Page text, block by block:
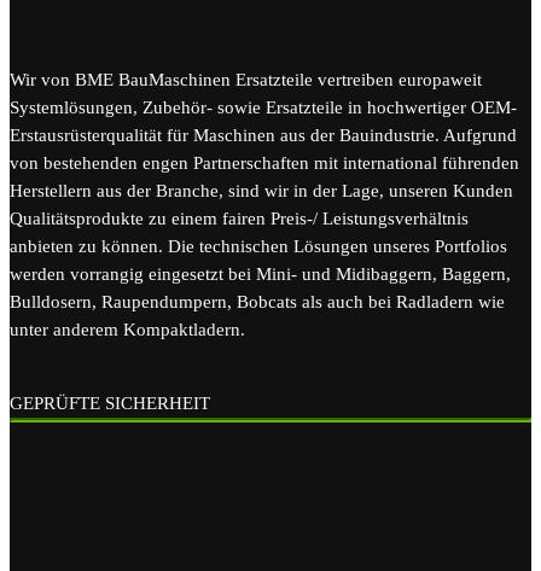
Wir von BME BauMaschinen Ersatzteile vertreiben europaweit
Systemlösungen, Zubehör- sowie Ersatzteile in hochwertiger OEM-
Erstausrüsterqualität für Maschinen aus der Bauindustrie. Aufgrund
von bestehenden engen Partnerschaften mit international führenden
Herstellern aus der Branche, sind wir in der Lage, unseren Kunden
Qualitätsprodukte zu einem fairen Preis-/ Leistungsverhältnis
anbieten zu können. Die technischen Lösungen unseres Portfolios
werden vorrangig eingesetzt bei Mini- und Midibaggern, Baggern,
Bulldosern, Raupendumpern, Bobcats als auch bei Radladern wie
unter anderem Kompaktladern.
GEPRÜFTE SICHERHEIT